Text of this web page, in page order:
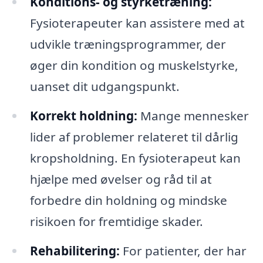
Fysioterapeuter kan assistere med at
udvikle træningsprogrammer, der
øger din kondition og muskelstyrke,
uanset dit udgangspunkt.
Korrekt holdning: Mange mennesker
lider af problemer relateret til dårlig
kropsholdning. En fysioterapeut kan
hjælpe med øvelser og råd til at
forbedre din holdning og mindske
risikoen for fremtidige skader.
Rehabilitering: For patienter, der har